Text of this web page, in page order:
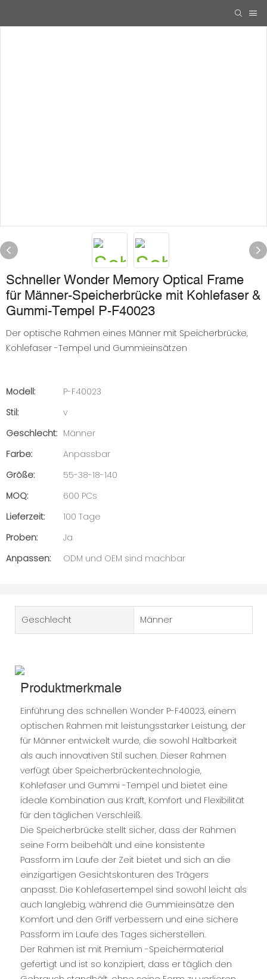
Schneller Wonder Memory Optical Frame
für Männer-Speicherbrücke mit Kohlefaser &
Gummi-Tempel P-F40023
Der optische Rahmen eines Männer mit Speicherbrücke,
Kohlefaser -Tempel und Gummieinsätzen
Modell:
P-F40023
Stil:
v
Geschlecht: Männer
Farbe:
Anpassbar
Größe:
55-38-18-140
MOQ:
600 PCs
Lieferzeit:
100 Tage
Proben:
Ja
Anpassen:
ODM und OEM sind machbar
Geschlecht Männer
Produktmerkmale
Einführung des schnellen Wonder P-F40023, einem
optischen Rahmen mit leistungsstarker Leistung, der
für Männer entwickelt wurde, die sowohl Haltbarkeit
als auch innovativen Stil suchen. Dieser Rahmen
verfügt über Speicherbrückentechnologie,
Kohlefaser und Gummi -Tempel und bietet eine
ideale Kombination aus Kraft, Komfort und Flexibilität
für den täglichen Verschleiß.
Die Speicherbrücke stellt sicher, dass der Rahmen
seine Form beibehält und eine konsistente
Passform im Laufe der Zeit bietet und sich an die
einzigartigen Gesichtskonturen des Trägers
anpasst. Die Kohlefasertempel sind sowohl leicht als
auch langlebig, während die Gummieinsätze den
Komfort und den Griff verbessern und eine sichere
Passform im Laufe des Tages sicherstellen.
Der Rahmen ist mit Premium -Speichermaterial
gefertigt und ist so konzipiert, dass er täglich den